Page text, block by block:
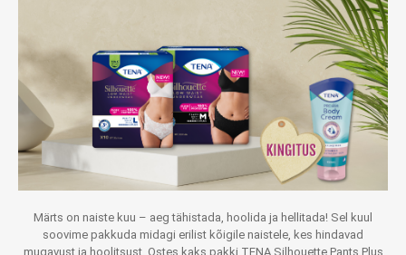
Märts on naiste kuu – aeg tähistada, hoolida ja hellitada! Sel kuul
soovime pakkuda midagi erilist kõigile naistele, kes hindavad
mugavust ja hoolitsust. Ostes kaks pakki TENA Silhouette Pants Plus